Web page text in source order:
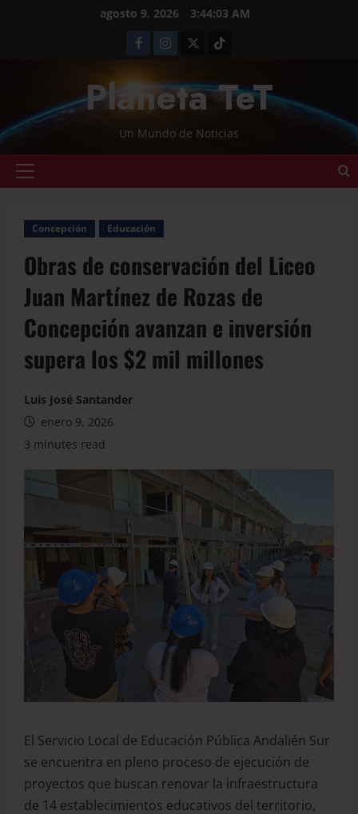
agosto 9, 2026 3:44:04 AM
Planeta TeT
Un Mundo de Noticias
Concepción Educación
Obras de conservación del Liceo
Juan Martínez de Rozas de
Concepción avanzan e inversión
supera los $2 mil millones
Luis José Santander
enero 9, 2026
3 minutes read
El Servicio Local de Educación Pública Andalién Sur
se encuentra en pleno proceso de ejecución de
proyectos que buscan renovar la infraestructura
de 14 establecimientos educativos del territorio,